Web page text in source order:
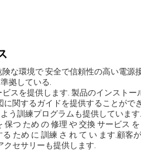
な環境で 安全で信頼性の高い電
拠している.
スを提供します. 製品のインスト
に関するガイドを提供することがで
う訓練プログラムも提供しています.
保つ ため の 修理 や 交換 サービス
る ため に 訓練 さ れ て い ます.顧
クセサリーも提供します.